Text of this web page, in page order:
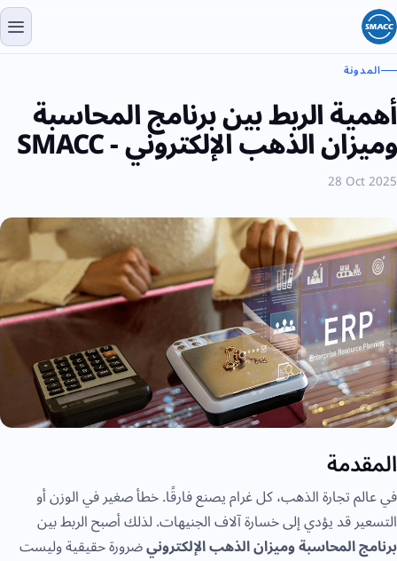
المدونة
أهمية الربط بين برنامج المحاسبة
وميزان الذهب الإلكتروني - SMACC
28 Oct 2025
المقدمة
في عالم تجارة الذهب، كل غرام يصنع فارقًا. خطأ صغير في الوزن أو
التسعير قد يؤدي إلى خسارة آلاف الجنيهات. لذلك أصبح الربط بين
برنامج المحاسبة وميزان الذهب الإلكترونيضرورة حقيقية وليست